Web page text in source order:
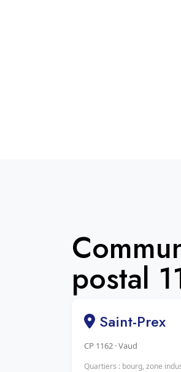
postal
Saint-Prex
CP 1162 · Vaud
Quartiers : bourg, zone